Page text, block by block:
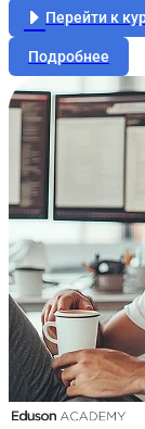
Перейти к
Подробнее